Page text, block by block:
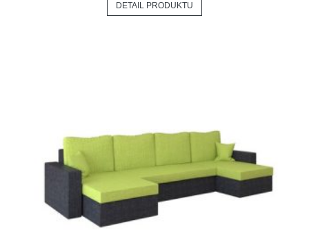
DETAIL PRODUKTU